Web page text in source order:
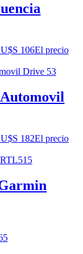
U$S 106El precio
U$S 182El precio